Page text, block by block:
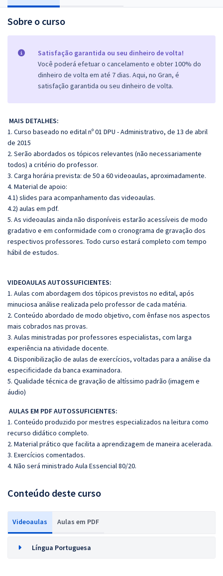
Sobre o curso
Satisfação garantida ou seu dinheiro de volta!
Você poderá efetuar o cancelamento e obter 100% do
dinheiro de volta em até 7 dias. Aqui, no Gran, é
satisfação garantida ou seu dinheiro de volta.
MAIS DETALHES:
1. Curso baseado no edital nº 01 DPU - Administrativo, de 13 de abril
de 2015
2. Serão abordados os tópicos relevantes (não necessariamente
todos) a critério do professor.
3. Carga horária prevista: de 50 a 60 videoaulas, aproximadamente.
4. Material de apoio:
4.1) slides para acompanhamento das videoaulas.
4.2) aulas em pdf.
5. As videoaulas ainda não disponíveis estarão acessíveis de modo
gradativo e em conformidade com o cronograma de gravação dos
respectivos professores. Todo curso estará completo com tempo
hábil de estudos.
VIDEOAULAS AUTOSSUFICIENTES:
1. Aulas com abordagem dos tópicos previstos no edital, após
minuciosa análise realizada pelo professor de cada matéria.
2. Conteúdo abordado de modo objetivo, com ênfase nos aspectos
mais cobrados nas provas.
3. Aulas ministradas por professores especialistas, com larga
experiência na atividade docente.
4. Disponibilização de aulas de exercícios, voltadas para a análise da
especificidade da banca examinadora.
5. Qualidade técnica de gravação de altíssimo padrão (imagem e
áudio)
AULAS EM PDF AUTOSSUFICIENTES:
1. Conteúdo produzido por mestres especializados na leitura como
recurso didático completo.
2. Material prático que facilita a aprendizagem de maneira acelerada.
3. Exercícios comentados.
4. Não será ministrado Aula Essencial 80/20.
Conteúdo deste curso
Videoaulas Aulas em PDF
Língua Portuguesa